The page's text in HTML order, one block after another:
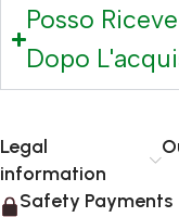
Posso
Dopo
Legal
information
Safety Payments